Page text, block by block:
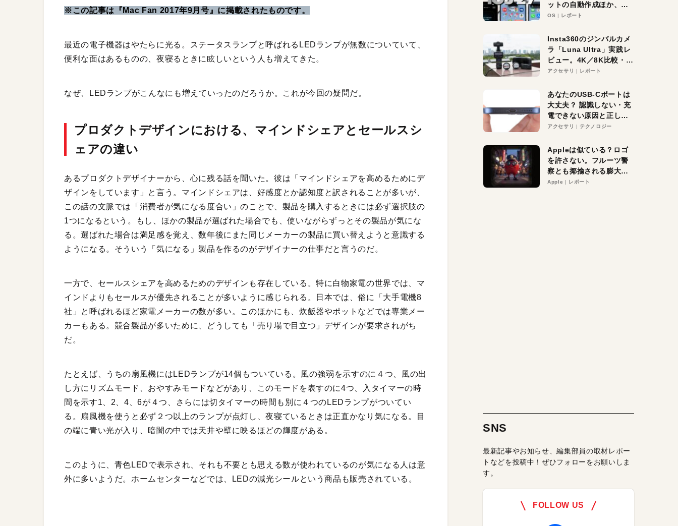
※この記事は『Mac Fan 2017年9月号』に掲載されたものです。
最近の電子機器はやたらに光る。ステータスランプと呼ばれるLEDランプが無数についていて、
便利な面はあるものの、夜寝るときに眩しいという人も増えてきた。
なぜ、LEDランプがこんなにも増えていったのだろうか。これが今回の疑問だ。
プロダクトデザインにおける、マインドシェアとセールスシ
ェアの違い
あるプロダクトデザイナーから、心に残る話を聞いた。彼は「マインドシェアを高めるためにデ
ザインをしています」と言う。マインドシェアは、好感度とか認知度と訳されることが多いが、
この話の文脈では「消費者が気になる度合い」のことで、製品を購入するときには必ず選択肢の
1つになるという。もし、ほかの製品が選ばれた場合でも、使いながらずっとその製品が気にな
る。選ばれた場合は満足感を覚え、数年後にまた同じメーカーの製品に買い替えようと意識する
ようになる。そういう「気になる」製品を作るのがデザイナーの仕事だと言うのだ。
一方で、セールスシェアを高めるためのデザインも存在している。特に白物家電の世界では、マ
インドよりもセールスが優先されることが多いように感じられる。日本では、俗に「大手電機8
社」と呼ばれるほど家電メーカーの数が多い。このほかにも、炊飯器やポットなどでは専業メー
カーもある。競合製品が多いために、どうしても「売り場で目立つ」デザインが要求されがち
だ。
たとえば、うちの扇風機にはLEDランプが14個もついている。風の強弱を示すのに４つ、風の出
し方にリズムモード、おやすみモードなどがあり、このモードを表すのに4つ、入タイマーの時
間を示す1、2、4、6が４つ、さらには切タイマーの時間も別に４つのLEDランプがついてい
る。扇風機を使うと必ず２つ以上のランプが点灯し、夜寝ているときは正直かなり気になる。目
の端に青い光が入り、暗闇の中では天井や壁に映るほどの輝度がある。
このように、青色LEDで表示され、それも不要とも思える数が使われているのが気になる人は意
外に多いようだ。ホームセンターなどでは、LEDの減光シールという商品も販売されている。
ットの自動作成ほか、期
待大の便利機能5選。
る未来はすぐそこ！
OS レポート
Insta360のジンバルカメ
ラ「Luna Ultra」実践レ
ビュー。4K／8K比較・ズ
ーム・夜間撮影をチェッ
アクセサリ レポート
あなたのUSB-Cポートは
大丈夫？ 認識しない・充
電できない原因と正しい
対策
アクセサリ テクノロジー
Appleは似ている？ロゴ
を許さない。フルーツ警
察とも揶揄される膨大な
異議申し立て。対象は非
Apple レポート
SNS
最新記事やお知らせ、編集部員の取材レポー
トなどを投稿中！ぜひフォローをお願いしま
す。
FOLLOW US